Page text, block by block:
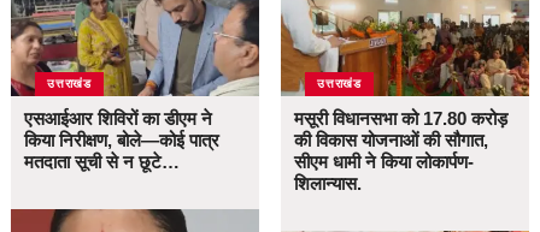
उत्तराखंड
एसआईआर शिविरों का डीएम ने
किया निरीक्षण, बोले—कोई पात्र
मतदाता सूची से न छूटे…
उत्तराखंड
मसूरी विधानसभा को 17.80 करोड़
की विकास योजनाओं की सौगात,
सीएम धामी ने किया लोकार्पण-
शिलान्यास.